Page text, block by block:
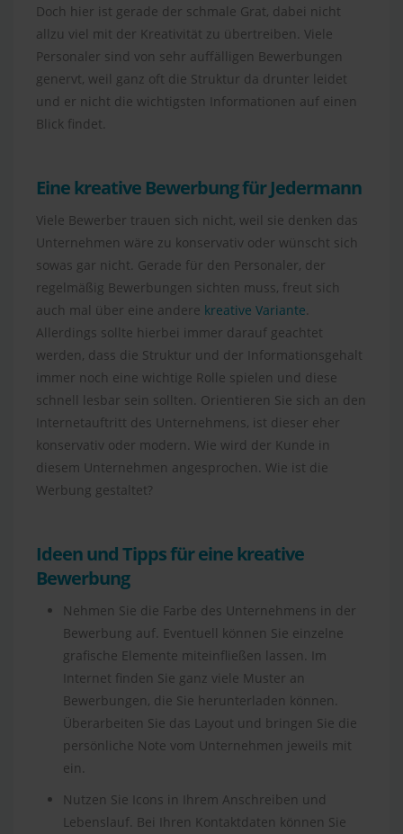
Doch hier ist gerade der schmale Grat, dabei nicht
allzu viel mit der Kreativität zu übertreiben. Viele
Personaler sind von sehr auffälligen Bewerbungen
genervt, weil ganz oft die Struktur da drunter leidet
und er nicht die wichtigsten Informationen auf einen
Blick findet.
Eine kreative Bewerbung für Jedermann
Viele Bewerber trauen sich nicht, weil sie denken das
Unternehmen wäre zu konservativ oder wünscht sich
sowas gar nicht. Gerade für den Personaler, der
regelmäßig Bewerbungen sichten muss, freut sich
auch mal über eine andere kreative Variante.
Allerdings sollte hierbei immer darauf geachtet
werden, dass die Struktur und der Informationsgehalt
immer noch eine wichtige Rolle spielen und diese
schnell lesbar sein sollten. Orientieren Sie sich an den
Internetauftritt des Unternehmens, ist dieser eher
konservativ oder modern. Wie wird der Kunde in
diesem Unternehmen angesprochen. Wie ist die
Werbung gestaltet?
Ideen und Tipps für eine kreative
Bewerbung
Nehmen Sie die Farbe des Unternehmens in der
Bewerbung auf. Eventuell können Sie einzelne
grafische Elemente miteinfließen lassen. Im
Internet finden Sie ganz viele Muster an
Bewerbungen, die Sie herunterladen können.
Überarbeiten Sie das Layout und bringen Sie die
persönliche Note vom Unternehmen jeweils mit
ein.
Nutzen Sie Icons in Ihrem Anschreiben und
Lebenslauf. Bei Ihren Kontaktdaten können Sie